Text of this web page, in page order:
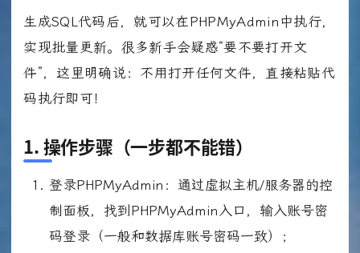
生成SQL代码后，就可以在PHPMyAdmin中执行，
实现批量更新。很多新手会疑惑“要不要打开文
件”，这里明确说：不用打开任何文件，直接粘贴代
码执行即可！
1. 操作步骤（一步都不能错）
登录PHPMyAdmin：通过虚拟主机/服务器的控
制面板，找到PHPMyAdmin入口，输入账号密
码登录（一般和数据库账号密码一致）；